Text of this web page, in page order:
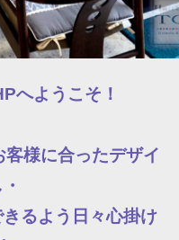
ようこそ！
様に合ったデザイ
・
るよう日々心掛け